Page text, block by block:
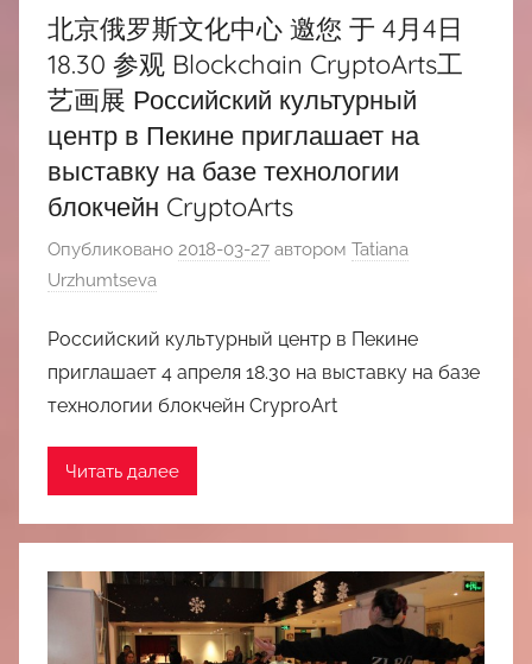
北京俄罗斯文化中心 邀您 于 4月4日
18.30 参观 Blockchain CryptoArts工
艺画展 Российский культурный
центр в Пекине приглашает на
выставку на базе технологии
блокчейн CryptoArts
Опубликовано 2018-03-27 автором Tatiana
Urzhumtseva
Российский культурный центр в Пекине
приглашает 4 апреля 18.30 на выставку на базе
технологии блокчейн CryproArt
Читать далее